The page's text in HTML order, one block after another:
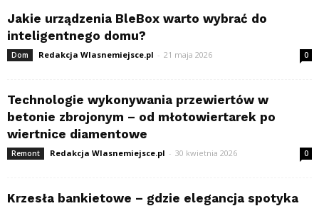
Jakie urządzenia BleBox warto wybrać do
inteligentnego domu?
Dom Redakcja Wlasnemiejsce.pl - 21 maja 2026 0
Technologie wykonywania przewiertów w
betonie zbrojonym – od młotowiertarek po
wiertnice diamentowe
Remont Redakcja Wlasnemiejsce.pl - 30 kwietnia 2026 0
Krzesła bankietowe – gdzie elegancja spotyka